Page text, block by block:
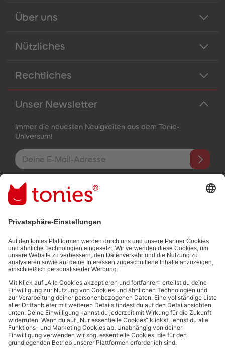
Über uns
Nützliches
Rechtliches
Unser Newsletter
Immer die neuesten Neuigkeiten aus dem Tonie-
Universum!
E-Mail-Addresse
Mit dem Absenden abonnierst du unseren E-Mail-Newsletter, der
auf den von dir bereitgestellten Informationen (z.B. Account-
informationen) und den von dir zu Werbezwecken bereitgestellten
Datenschutzbestimmungen.
Bezahlmethoden:
Links zu sozialen Netzwerken